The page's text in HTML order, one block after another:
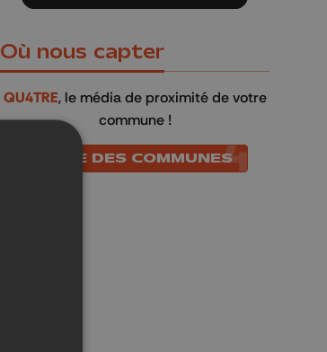
Où nous capter
QU4TRE, le média de proximité de votre
commune !
LISTE DES COMMUNES